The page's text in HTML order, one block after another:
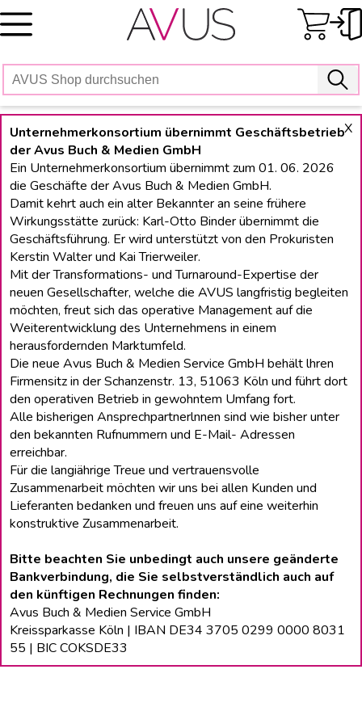
Skip
to
X
Unternehmerkonsortium übernimmt Geschäftsbetrieb
der Avus Buch & Medien GmbH
Ein Unternehmerkonsortium übernimmt zum 01. 06. 2026
die Geschäfte der Avus Buch & Medien GmbH.
Damit kehrt auch ein alter Bekannter an seine frühere
Wirkungsstätte zurück: Karl-Otto Binder übernimmt die
Geschäftsführung. Er wird unterstützt von den Prokuristen
Kerstin Walter und Kai Trierweiler.
Mit der Transformations- und Turnaround-Expertise der
neuen Gesellschafter, welche die AVUS langfristig begleiten
möchten, freut sich das operative Management auf die
Weiterentwicklung des Unternehmens in einem
herausfordernden Marktumfeld.
Die neue Avus Buch & Medien Service GmbH behält lhren
Firmensitz in der Schanzenstr. 13, 51063 Köln und führt dort
den operativen Betrieb in gewohntem Umfang fort.
Alle bisherigen Ansprechpartnerlnnen sind wie bisher unter
den bekannten Rufnummern und E-Mail- Adressen
erreichbar.
Für die langiährige Treue und vertrauensvolle
Zusammenarbeit möchten wir uns bei allen Kunden und
Lieferanten bedanken und freuen uns auf eine weiterhin
konstruktive Zusammenarbeit.
Bitte beachten Sie unbedingt auch unsere geänderte
Bankverbindung, die Sie selbstverständlich auch auf
den künftigen Rechnungen finden:
Avus Buch & Medien Service GmbH
Kreissparkasse Köln | IBAN DE34 3705 0299 0000 8031
55 | BIC COKSDE33